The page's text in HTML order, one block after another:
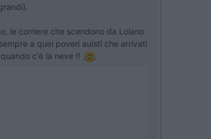
le corriere che scendono da Loiano
a quei poveri auisti che arrivati
c'è la neve !!